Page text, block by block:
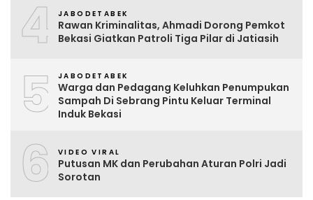
4 JABODETABEK
Rawan Kriminalitas, Ahmadi Dorong Pemkot
Bekasi Giatkan Patroli Tiga Pilar di Jatiasih
5 JABODETABEK
Warga dan Pedagang Keluhkan Penumpukan
Sampah Di Sebrang Pintu Keluar Terminal
Induk Bekasi
6 VIDEO VIRAL
Putusan MK dan Perubahan Aturan Polri Jadi
Sorotan